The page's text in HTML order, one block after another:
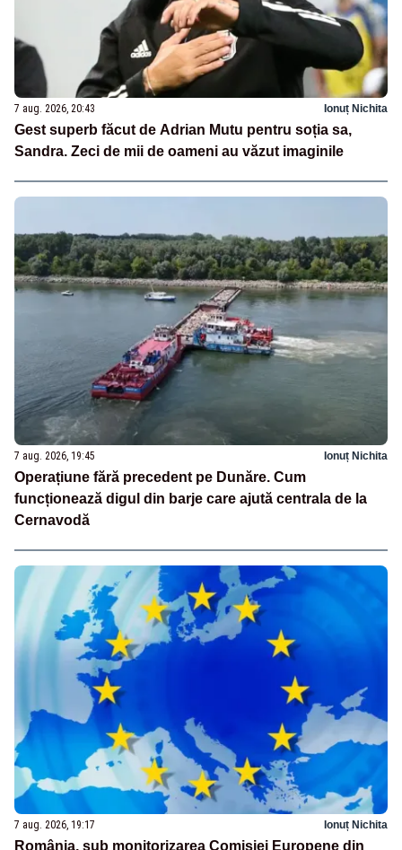
7 aug. 2026, 20:43 Ionuț Nichita
Gest superb făcut de Adrian Mutu pentru soția sa,
Sandra. Zeci de mii de oameni au văzut imaginile
7 aug. 2026, 19:45 Ionuț Nichita
Operațiune fără precedent pe Dunăre. Cum
funcționează digul din barje care ajută centrala de la
Cernavodă
7 aug. 2026, 19:17 Ionuț Nichita
România, sub monitorizarea Comisiei Europene din